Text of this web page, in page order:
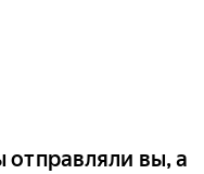
отправляли вы, а